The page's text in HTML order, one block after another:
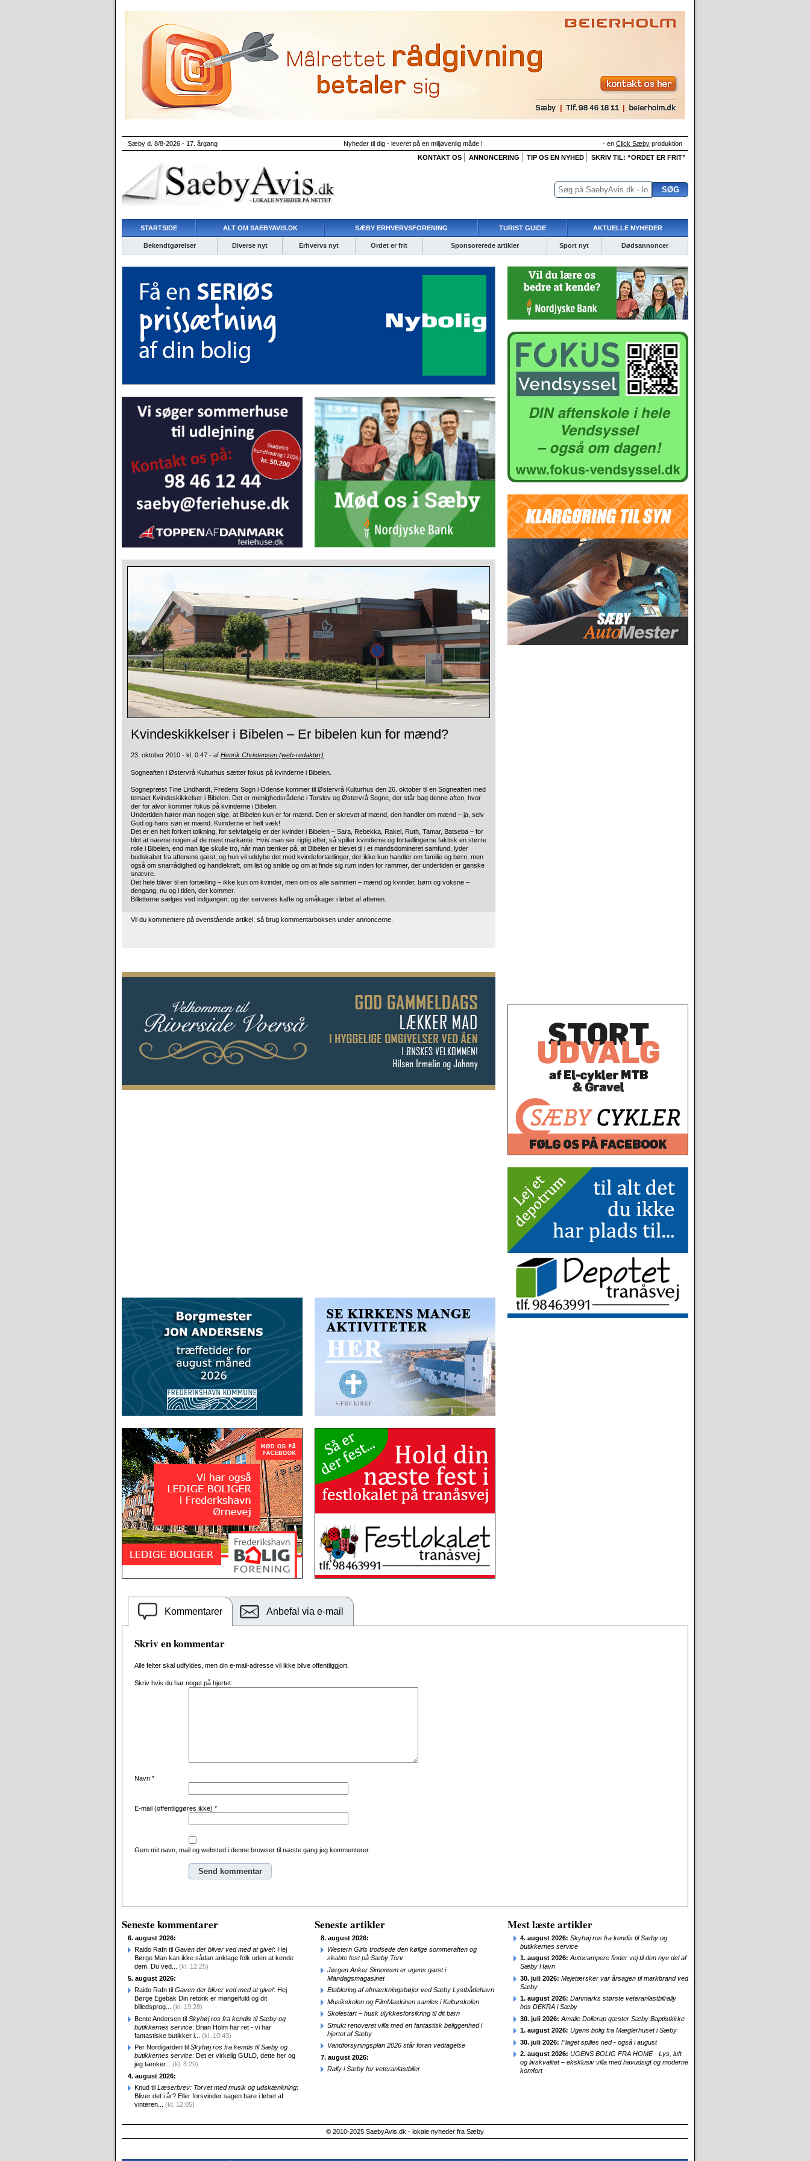
Sæby d. 8/8-2026 - 17. årgang Nyheder til dig - leveret på en miljøvenlig måde ! - en Click Sæby produktion
KONTAKT OS
ANNONCERING TIP OS EN NYHED SKRIV TIL: “ORDET ER FRIT”
STARTSIDE ALT OM SAEBYAVIS.DK SÆBY ERHVERVSFORENING TURIST GUIDE AKTUELLE NYHEDER
Bekendtgørelser Diverse nyt Erhvervs nyt Ordet er frit Sponsorerede artikler Sport nyt Dødsannoncer
Kvindeskikkelser i Bibelen – Er bibelen kun for mænd?
23. oktober 2010 - kl. 0:47 - af Henrik Christensen (web-redaktør)
Sogneaften i Østervrå Kulturhus sætter fokus på kvinderne i Bibelen.
Sognepræst Tine Lindhardt, Fredens Sogn i Odense kommer til Østervrå Kulturhus den 26. oktober til en Sogneaften med
temaet Kvindeskikkelser i Bibelen. Det er menighedsrådene i Torslev og Østervrå Sogne, der står bag denne aften, hvor
der for alvor kommer fokus på kvinderne i Bibelen.
Undertiden hører man nogen sige, at Bibelen kun er for mænd. Den er skrevet af mænd, den handler om mænd – ja, selv
Gud og hans søn er mænd. Kvinderne er helt væk!
Det er en helt forkert tolkning, for selvfølgelig er der kvinder i Bibelen – Sara, Rebekka, Rakel, Ruth, Tamar, Batseba – for
blot at nævne nogen af de mest markante. Hvis man ser rigtig efter, så spiller kvinderne og fortællingerne faktisk en større
rolle i Bibelen, end man lige skulle tro, når man tænker på, at Bibelen er blevet til i et mandsdomineret samfund, lyder
budskabet fra aftenens gæst, og hun vil uddybe det med kvindefortællinger, der ikke kun handler om familie og børn, men
også om snarrådighed og handlekraft, om list og snilde og om at finde sig rum inden for rammer, der undertiden er ganske
snævre.
Det hele bliver til en fortælling – ikke kun om kvinder, men om os alle sammen – mænd og kvinder, børn og voksne –
dengang, nu og i tiden, der kommer.
Billetterne sælges ved indgangen, og der serveres kaffe og småkager i løbet af aftenen.
Vil du kommentere på ovenstående artikel, så brug kommentarboksen under annoncerne.
Kommentarer Anbefal via e-mail
Skriv en kommentar
Alle felter skal udfyldes, men din e-mail-adresse vil ikke blive offentliggjort.
Skriv hvis du har noget på hjertet:
Navn *
E-mail (offentliggøres ikke) *
Gem mit navn, mail og websted i denne browser til næste gang jeg kommenterer.
Seneste kommentarer
6. august 2026:
Raido Rafn til Gaven der bliver ved med at give!: Hej
Børge Man kan ikke sådan anklage folk uden at kende
dem. Du ved... (kl. 12:25)
5. august 2026:
Raido Rafn til Gaven der bliver ved med at give!: Hej
Børge Egebak Din retorik er mangelfuld og dit
billedsprog... (kl. 19:28)
Bente Andersen til Skyhøj ros fra kendis til Sæby og
butikkernes service: Brian Holm har ret - vi har
fantastiske butikker i... (kl. 10:43)
Per Nordigarden til Skyhøj ros fra kendis til Sæby og
butikkernes service: Det er virkelig GULD, dette her og
jeg tænker... (kl. 8:29)
4. august 2026:
Knud til Læserbrev: Torvet med musik og udskænkning:
Bliver det i år? Eller forsvinder sagen bare i løbet af
vinteren... (kl. 12:05)
Seneste artikler
8. august 2026:
Western Girls trodsede den kølige sommeraften og
skabte fest på Sæby Torv
Jørgen Anker Simonsen er ugens gæst i
Mandagsmagasinet
Etablering af afmærkningsbøjer ved Sæby Lystbådehavn
Musikskolen og FilmMaskinen samles i Kulturskolen
Skolestart – husk ulykkesforsikring til dit barn
Smukt renoveret villa med en fantastisk beliggenhed i
hjertet af Sæby
Vandforsyningsplan 2026 står foran vedtagelse
7. august 2026:
Rally i Sæby for veteranlastbiler
Mest læste artikler
4. august 2026: Skyhøj ros fra kendis til Sæby og
butikkernes service
1. august 2026: Autocampere finder vej til den nye del af
Sæby Havn
30. juli 2026: Mejetærsker var årsagen til markbrand ved
Sæby
1. august 2026: Danmarks største veteranlastbilrally
hos DEKRA i Sæby
30. juli 2026: Amalie Dollerup gæster Sæby Baptistkirke
1. august 2026: Ugens bolig fra Mæglerhuset i Sæby
30. juli 2026: Flaget spilles ned - også i august
2. august 2026: UGENS BOLIG FRA HOME - Lys, luft
og livskvalitet – eksklusiv villa med havudsigt og moderne
komfort
© 2010-2025 SaebyAvis.dk - lokale nyheder fra Sæby